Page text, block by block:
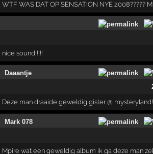
WTF WAS DAT OP SENSATION NYE 2008?????
nice sound !!!!
Daaantje
Deze man draaide geweldig gister @ mysteryland!
Mark 078
Mpire wat een geweldig album ik ga deze man